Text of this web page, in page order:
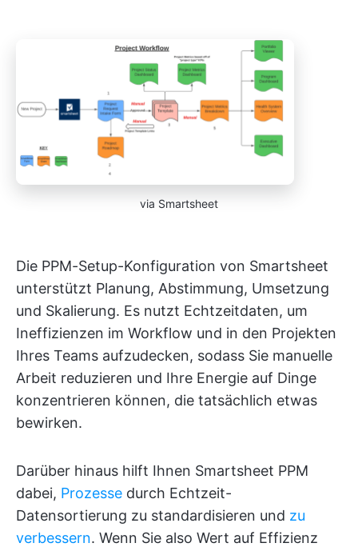
via Smartsheet
Die PPM-Setup-Konfiguration von Smartsheet
unterstützt Planung, Abstimmung, Umsetzung
und Skalierung. Es nutzt Echtzeitdaten, um
Ineffizienzen im Workflow und in den Projekten
Ihres Teams aufzudecken, sodass Sie manuelle
Arbeit reduzieren und Ihre Energie auf Dinge
konzentrieren können, die tatsächlich etwas
bewirken.
Darüber hinaus hilft Ihnen Smartsheet PPM
dabei, Prozesse durch Echtzeit-
Datensortierung zu standardisieren und zu
verbessern. Wenn Sie also Wert auf Effizienz